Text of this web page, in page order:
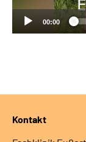
00:00
Kontakt